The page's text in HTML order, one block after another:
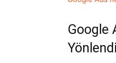
Google